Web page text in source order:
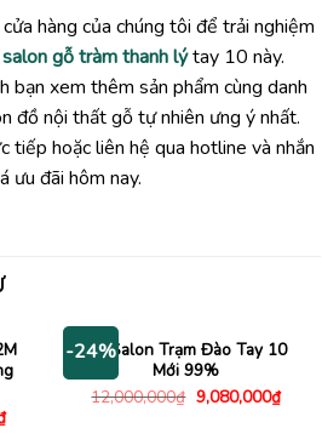
hàng của chúng tôi để trải nghiệm
gỗ tràm thanh lýtay 10 này.
bạn xem thêm sản phẩm cùng danh
đồ nội thất gỗ tự nhiên ưng ý nhất.
tiếp hoặc liên hệ qua hotline và nhắn
ưu đãi hôm nay.
Giá
hiện
-24%
Bộ Salon Trạm Đào Tay 10
Mới 99%
12,000,000₫ Giá
gốc
9,080,000₫Giá
hiện